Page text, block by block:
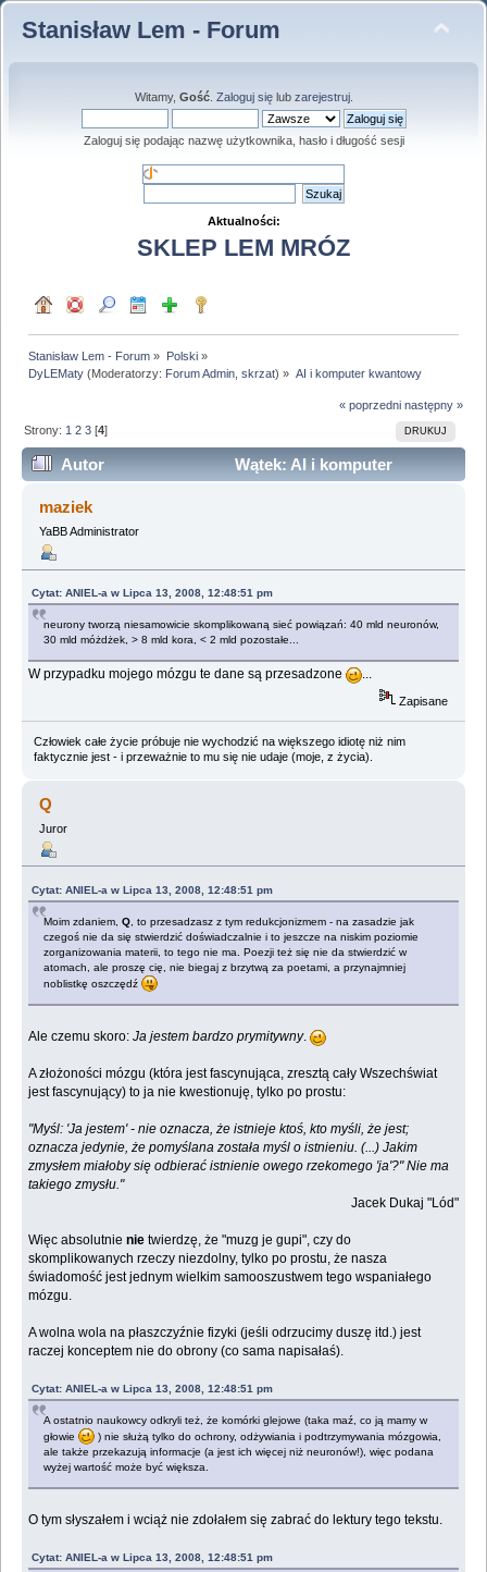
Stanisław Lem - Forum
Witamy, Gość. Zaloguj sięlub zarejestruj.
Zaloguj się podając nazwę użytkownika, hasło i długość sesji
Aktualności:
SKLEP LEM MRÓZ
Stanisław Lem - Forum » Polski»
DyLEMaty (Moderatorzy: Forum Admin ,skrzat) » AI i komputer kwantowy
« poprzedni następny »
DRUKUJ
Strony: 1 2 3 [4]
Autor
Wątek: AI i komputer
kwantowy (Przeczytany 112990 razy)
maziek
YaBB Administrator
Cytat: ANIEL-a w Lipca 13, 2008, 12:48:51 pm
neurony tworzą niesamowicie skomplikowaną sieć powiązań: 40 mld neuronów,
30 mld móżdżek, > 8 mld kora, < 2 mld pozostałe...
W przypadku mojego mózgu te dane są przesadzone ...
Zapisane
Człowiek całe życie próbuje nie wychodzić na większego idiotę niż nim
faktycznie jest - i przeważnie to mu się nie udaje (moje, z życia).
Q
Juror
Cytat: ANIEL-a w Lipca 13, 2008, 12:48:51 pm
Moim zdaniem,Q , to przesadzasz z tym redukcjonizmem - na zasadzie jak
czegoś nie da się stwierdzić doświadczalnie i to jeszcze na niskim poziomie
zorganizowania materii, to tego nie ma. Poezji też się nie da stwierdzić w
atomach, ale proszę cię, nie biegaj z brzytwą za poetami, a przynajmniej
noblistkę oszczędź
Ale czemu skoro:Ja jestem bardzo prymitywny.
A złożoności mózgu (która jest fascynująca, zresztą cały Wszechświat
jest fascynujący) to ja nie kwestionuję, tylko po prostu:
"Myśl: 'Ja jestem' - nie oznacza, że istnieje ktoś, kto myśli, że jest;
oznacza jedynie, że pomyślana została myśl o istnieniu. (...) Jakim
zmysłem miałoby się odbierać istnienie owego rzekomego 'ja'?" Nie ma
takiego zmysłu."
Jacek Dukaj "Lód"
Więc absolutnienie twierdzę, że "muzg je gupi", czy do
skomplikowanych rzeczy niezdolny, tylko po prostu, że nasza
świadomość jest jednym wielkim samooszustwem tego wspaniałego
mózgu.
A wolna wola na płaszczyźnie fizyki (jeśli odrzucimy duszę itd.) jest
raczej konceptem nie do obrony (co sama napisałaś).
Cytat: ANIEL-a w Lipca 13, 2008, 12:48:51 pm
A ostatnio naukowcy odkryli też, że komórki glejowe (taka maź, co ją mamy w
głowie
) nie służą tylko do ochrony, odżywiania i podtrzymywania mózgowia,
ale także przekazują informacje (a jest ich więcej niż neuronów!), więc podana
wyżej wartość może być większa.
O tym słyszałem i wciąż nie zdołałem się zabrać do lektury tego tekstu.
Cytat: ANIEL-a w Lipca 13, 2008, 12:48:51 pm